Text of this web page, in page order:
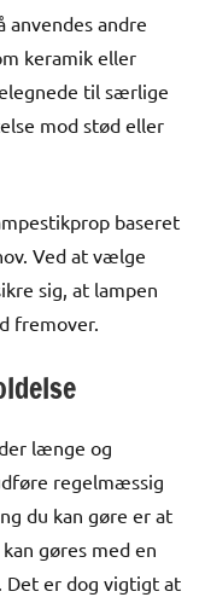
anvendes andre
keramik eller
til særlige
mod stød eller
baseret
Ved at vælge
sig, at lampen
fremover.
længe og
regelmæssig
du kan gøre er at
gøres med en
Det er dog vigtigt at